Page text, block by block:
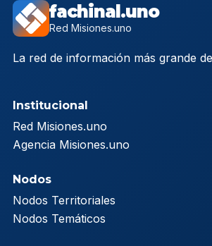
fachinal.uno
Red Misiones.uno
La red de información más grande
Institucional
Red Misiones.uno
Agencia Misiones.uno
Nodos
Nodos Territoriales
Nodos Temáticos